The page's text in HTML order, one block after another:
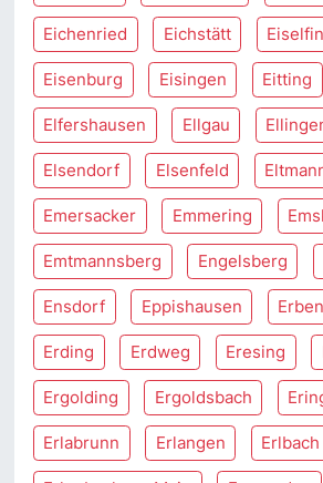
Eichenried Eichstätt
Eisenburg Eisingen Eitting
Elfershausen Ellgau
Elsendorf Elsenfeld
Emersacker Emmering
Emtmannsberg Engelsberg
Ensdorf Eppishausen
Erding Erdweg Eresing
Ergolding Ergoldsbach
Erlabrunn Erlangen Erlbach